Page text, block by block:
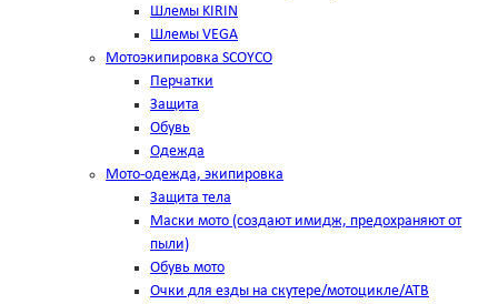
Шлемы KIRIN
Шлемы VEGA
Мотоэкипировка SCOYCO
Перчатки
Защита
Обувь
Одежда
Мото-одежда, экипировка
Защита тела
Маски мото (создают имидж, предохраняют от
пыли)
Обувь мото
Очки для езды на скутере/мотоцикле/АТВ